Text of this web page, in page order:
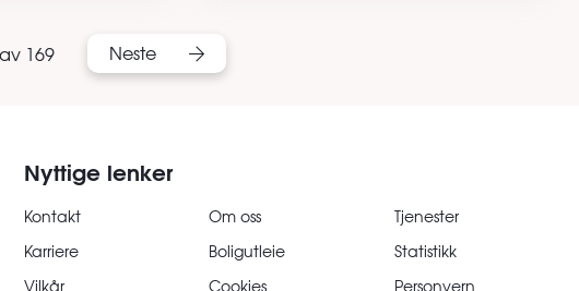
av 169 Neste
Nyttige lenker
Kontakt Om oss
Tjenester
Karriere
Boligutleie
Statistikk
Vilkår
Cookies Personvern